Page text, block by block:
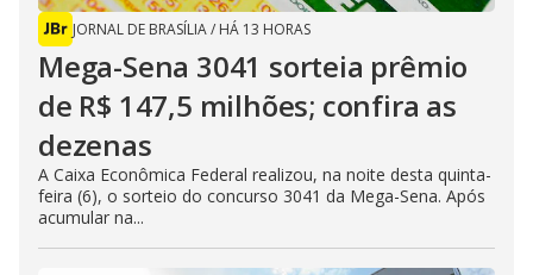
JORNAL DE BRASÍLIA/ HÁ 13 HORAS
Mega-Sena 3041 sorteia prêmio
de R$ 147,5 milhões; confira as
dezenas
A Caixa Econômica Federal realizou, na noite desta quinta-
feira (6), o sorteio do concurso 3041 da Mega-Sena. Após
acumular na...